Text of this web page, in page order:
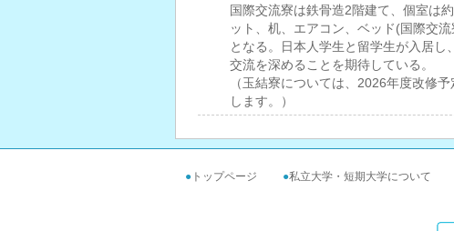
国際交流寮は鉄骨造2階建て、個室は
ット、机、エアコン、ベッド(国際交
となる。日本人学生と留学生が入居し
交流を深めることを期待している。
（玉結寮については、2026年度改修
します。）
● トップページ ●私立大学・短期大学について